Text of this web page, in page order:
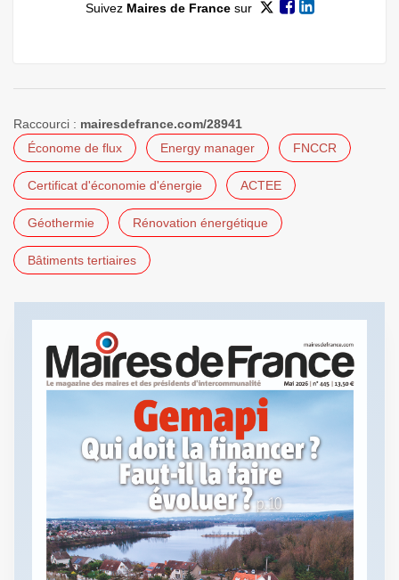
Suivez Maires de Francesur
Raccourci : mairesdefrance.com/28941
Économe de flux
Energy manager FNCCR
Certificat d'économie d'énergie ACTEE
Géothermie Rénovation énergétique
Bâtiments tertiaires